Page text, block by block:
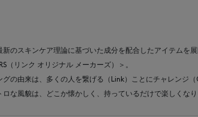
新のスキンケア理論に基づいた成分を配合したアイテムを
（リンク オリジナル メーカーズ）＞。
グの由来は、多くの人を繋げる（Link）ことにチャレンジ
な風貌は、どこか懐かしく、持っているだけで楽しくなり